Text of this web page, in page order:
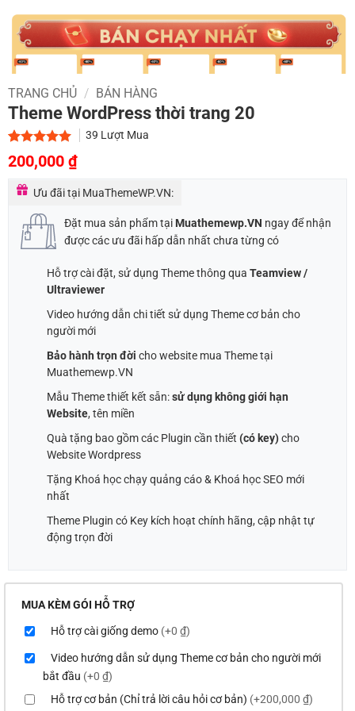
TRANG CHỦ / BÁN HÀNG
Theme WordPress thời trang 20
5.00trên 5
dựa trên
1
39 Lượt Mua
Giá
gốc
là:
1,000,000 ₫.
200,000 ₫Giá
tại
là:
200,000 ₫.
Ưu đãi tại MuaThemeWP.VN:
Đặt mua sản phẩm tại Muathemewp.VN ngay để nhận
được các ưu đãi hấp dẫn nhất chưa từng có
Hỗ trợ cài đặt, sử dụng Theme thông qua Teamview /
Ultraviewer
Video hướng dẫn chi tiết sử dụng Theme cơ bản cho
người mới
Bảo hành trọn đời cho website mua Theme tại
Muathemewp.VN
Mẫu Theme thiết kết sẵn:sử dụng không giới hạn
Website, tên miền
Quà tặng bao gồm các Plugin cần thiết (có key)cho
Website Wordpress
Tặng Khoá học chạy quảng cáo & Khoá học SEO mới
nhất
Theme Plugin có Key kích hoạt chính hãng, cập nhật tự
động trọn đời
MUA KÈM GÓI HỖ TRỢ
Hỗ trợ cài giống demo (+0 ₫)
Video hướng dẫn sử dụng Theme cơ bản cho người mới
bắt đầu (+0 ₫)
Hỗ trợ cơ bản (Chỉ trả lời câu hỏi cơ bản) (+200,000 ₫)